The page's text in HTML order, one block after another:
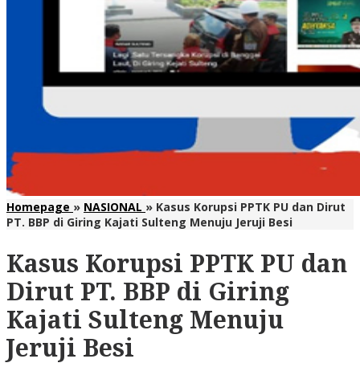
Homepage » NASIONAL » Kasus Korupsi PPTK PU dan Dirut
PT. BBP di Giring Kajati Sulteng Menuju Jeruji Besi
Kasus Korupsi PPTK PU dan
Dirut PT. BBP di Giring
Kajati Sulteng Menuju
Jeruji Besi